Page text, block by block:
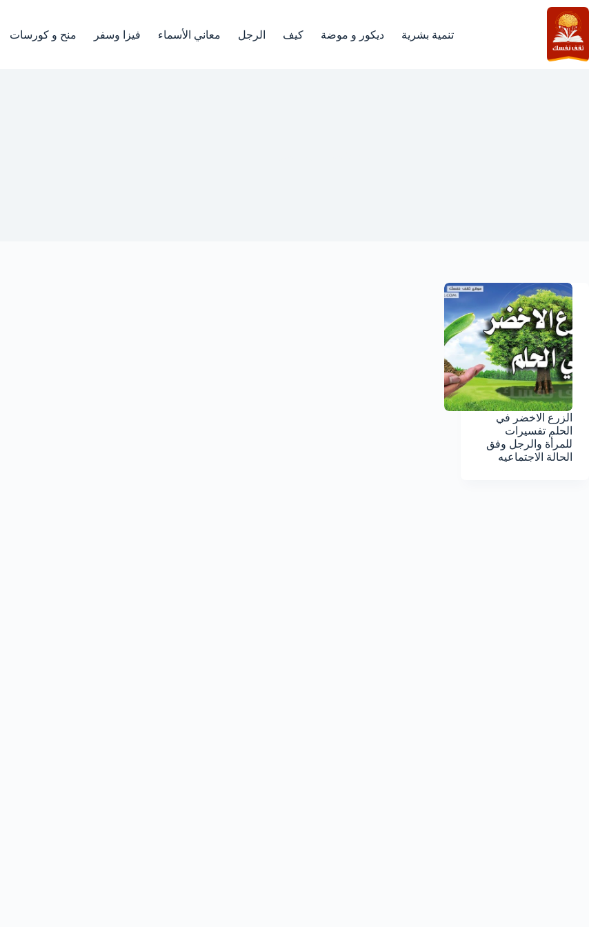
التجاوز
إلى
المحتوى
تنمية بشرية ديكور و موضة كيف الرجل معاني الأسماء فيزا وسفر منح و كورسات
الزرع الاخضر في
الحلم تفسيرات
للمرأة والرجل وفق
الحالة الاجتماعيه